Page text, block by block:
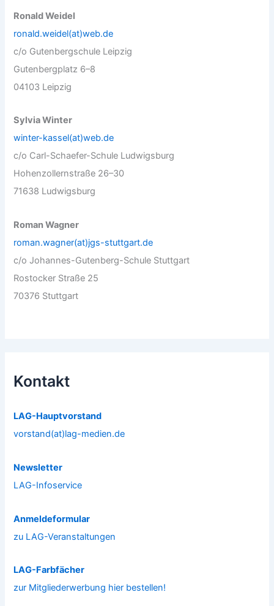
Ronald Weidel
ronald.weidel(at)web.de
c/o Gutenbergschule Leipzig
Gutenbergplatz 6–8
04103 Leipzig
Sylvia Winter
winter-kassel(at)web.de
c/o Carl-Schaefer-Schule Ludwigsburg
Hohenzollernstraße 26–30
71638 Ludwigsburg
Roman Wagner
roman.wagner(at)jgs-stuttgart.de
c/o Johannes-Gutenberg-Schule Stuttgart
Rostocker Straße 25
70376 Stuttgart
Kontakt
LAG-Hauptvorstand
vorstand(at)lag-medien.de
Newsletter
LAG-Infoservice
Anmeldeformular
zu LAG-Veranstaltungen
LAG-Farbfächer
zur Mitgliederwerbung hier bestellen!